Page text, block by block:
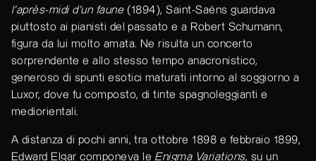
l'après-midi d'un faune(1894), Saint-Saëns guardava
piuttosto ai pianisti del passato e a Robert Schumann,
figura da lui molto amata. Ne risulta un concerto
sorprendente e allo stesso tempo anacronistico,
generoso di spunti esotici maturati intorno al soggiorno a
Luxor, dove fu composto, di tinte spagnoleggianti e
mediorientali.
A distanza di pochi anni, tra ottobre 1898 e febbraio 1899,
Edward Elgar componeva le Enigma Variations, su un